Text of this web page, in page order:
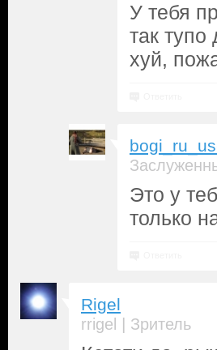
У тебя
так
хуй,
Это у
только
Rigel
rrigel | Зритель